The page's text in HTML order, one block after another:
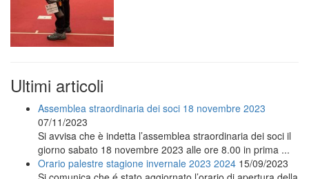
Ultimi articoli
Assemblea straordinaria dei soci 18 novembre 2023
07/11/2023
Si avvisa che è indetta l’assemblea straordinaria dei soci il
giorno sabato 18 novembre 2023 alle ore 8.00 in prima ...
Orario palestre stagione invernale 2023 2024 15/09/2023